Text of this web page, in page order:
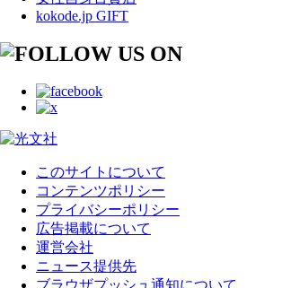
kokode.jp GIFT
このサイトについて
コンテンツポリシー
プライバシーポリシー
広告掲載について
運営会社
ニュース提供先